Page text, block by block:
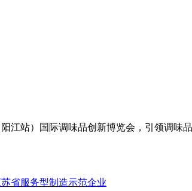
江站）国际调味品创新博览会，引领调味
省服务型制造示范企业